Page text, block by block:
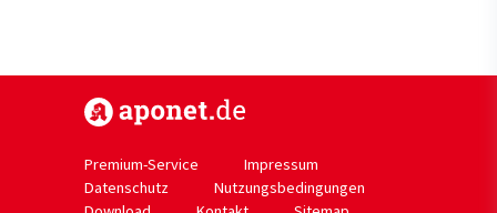
Premium-Service
Impressum
Datenschutz
Nutzungsbedingungen